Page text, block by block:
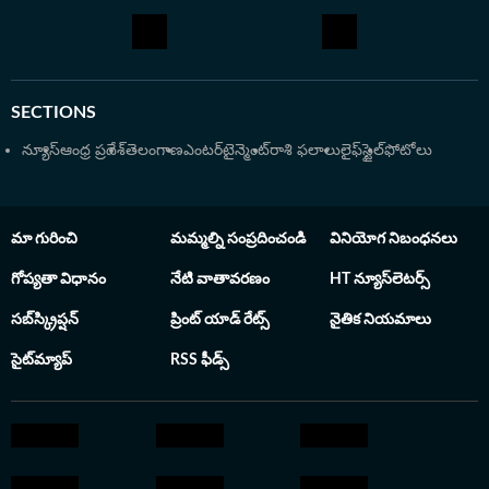
పొందారు. సాంకేతిక పరిజ్ఞానంతో పాటు జర్నలిజంపై ఉన్న
పాఠకులకు అర్థమయ్యే రీతిలో అందించడం హరి ప్రసాద్ శైలి.
SECTIONS
న్యూస్ఆంధ్ర ప్రదేశ్తెలంగాణఎంటర్‌టైన్మెంట్రాశి ఫలాలులైఫ్‌స్టైల్ఫోటోలు
మా గురించి మమ్మల్ని సంప్రదించండి వినియోగ నిబంధనలు
గోప్యతా విధానం నేటి వాతావరణం HT న్యూస్‌లెటర్స్
సబ్‌స్క్రిప్షన్ ప్రింట్ యాడ్ రేట్స్ నైతిక నియమాలు
సైట్‌మ్యాప్ RSS ఫీడ్స్